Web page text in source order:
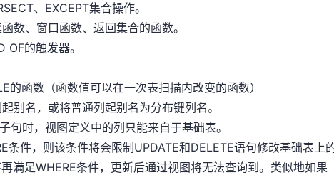
、EXCEPT集合操作。
数、窗口函数、返回集合的函数。
的触发器。
的函数（函数值可以在一次表扫描内改变的函数）
别名，或将普通列起别名为分布键列名。
句时，视图定义中的列只能来自于基础表。
条件，则该条件将会限制UPDATE和DELETE语句修改基础表上
满足WHERE条件，更新后通过视图将无法查询到。类似地如果